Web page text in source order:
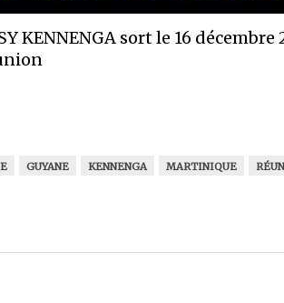
KENNENGA sort le 16
GUYANE KENNENGA MARTINIQUE